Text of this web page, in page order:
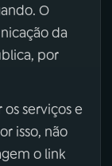
O
da
por
serviços e
isso, não
o link